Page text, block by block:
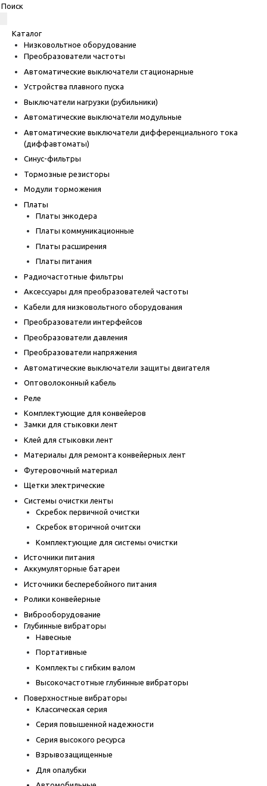
Каталог
Низковольтное оборудование
Преобразователи частоты
Автоматические выключатели стационарные
Устройства плавного пуска
Выключатели нагрузки (рубильники)
Автоматические выключатели модульные
Автоматические выключатели дифференциального тока
(диффавтоматы)
Синус-фильтры
Тормозные резисторы
Модули торможения
Платы
Платы энкодера
Платы коммуникационные
Платы расширения
Платы питания
Радиочастотные фильтры
Аксессуары для преобразователей частоты
Кабели для низковольтного оборудования
Преобразователи интерфейсов
Преобразователи давления
Преобразователи напряжения
Автоматические выключатели защиты двигателя
Оптоволоконный кабель
Реле
Комплектующие для конвейеров
Замки для стыковки лент
Клей для стыковки лент
Материалы для ремонта конвейерных лент
Футеровочный материал
Щетки электрические
Системы очистки ленты
Скребок первичной очистки
Скребок вторичной очитски
Комплектующие для системы очистки
Источники питания
Аккумуляторные батареи
Источники бесперебойного питания
Ролики конвейерные
Виброоборудование
Глубинные вибраторы
Навесные
Портативные
Комплекты с гибким валом
Высокочастотные глубинные вибраторы
Поверхностные вибраторы
Классическая серия
Серия повышенной надежности
Серия высокого ресурса
Взрывозащищенные
Для опалубки